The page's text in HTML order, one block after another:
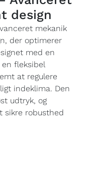
design
mekanik
der optimerer
med en
fleksibel
at regulere
indeklima. Den
udtryk, og
sikre robusthed